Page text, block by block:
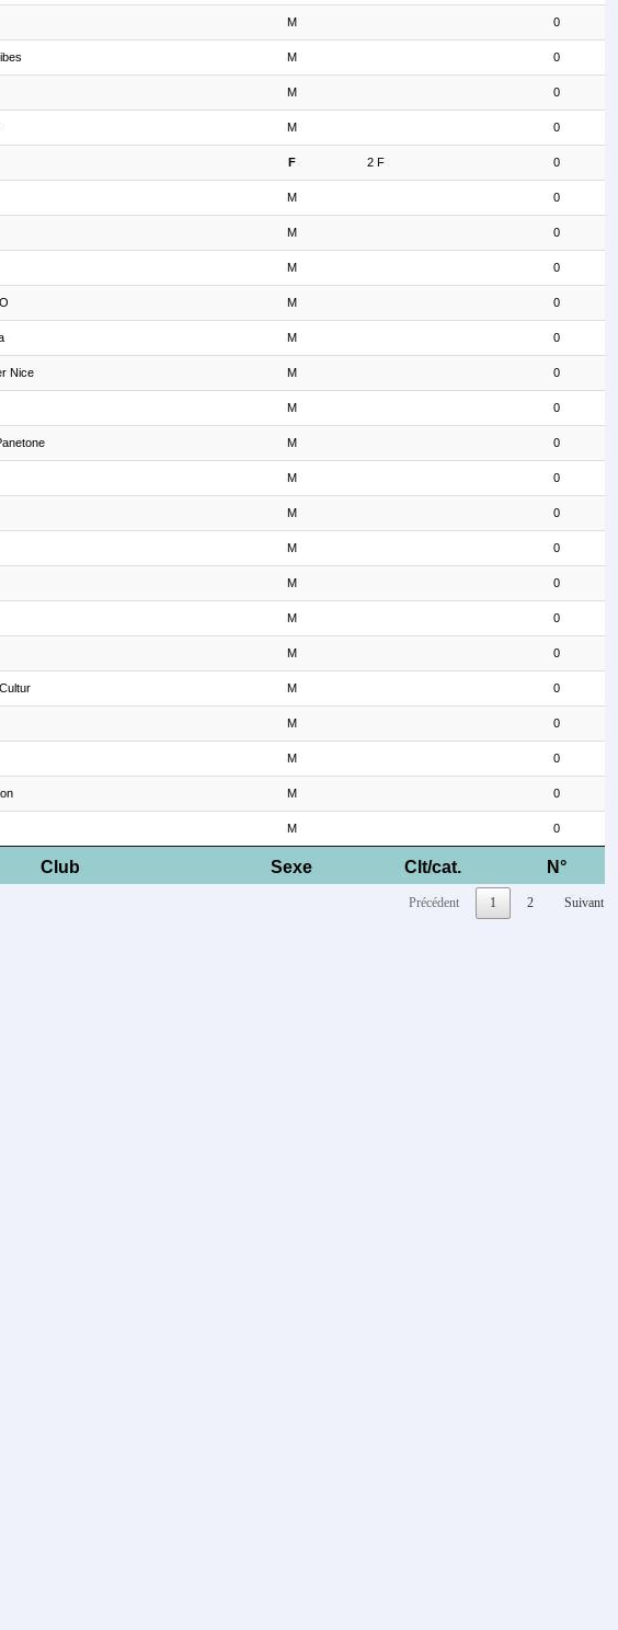
Club Sexe Clt/cat. N°
M 0
M 0
M 0
M 0
F 2 F 0
M 0
M 0
M 0
M 0
M 0
Nice M 0
M 0
M 0
M 0
M 0
M 0
M 0
M 0
M 0
M 0
M 0
M 0
M 0
M 0
Précédent 1 2 Suivant